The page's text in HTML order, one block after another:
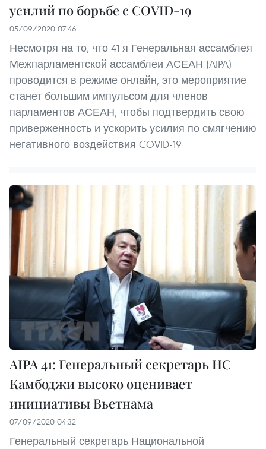
усилий по борьбе с COVID-19
05/09/2020 07:46
Несмотря на то, что 41-я Генеральная ассамблея
Межпарламентской ассамблеи АСЕАН (AIPA)
проводится в режиме онлайн, это мероприятие
станет большим импульсом для членов
парламентов АСЕАН, чтобы подтвердить свою
приверженность и ускорить усилия по смягчению
негативного воздействия COVID-19
AIPA 41: Генеральный секретарь НС
Камбоджи высоко оценивает
инициативы Вьетнама
07/09/2020 04:32
Генеральный секретарь Национальной